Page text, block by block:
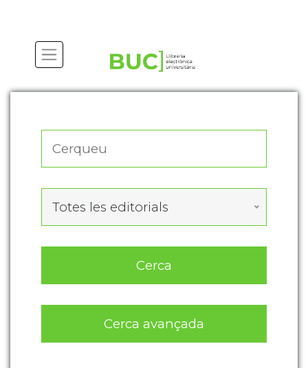
Totes les editorials
Cerca
Cerca avançada